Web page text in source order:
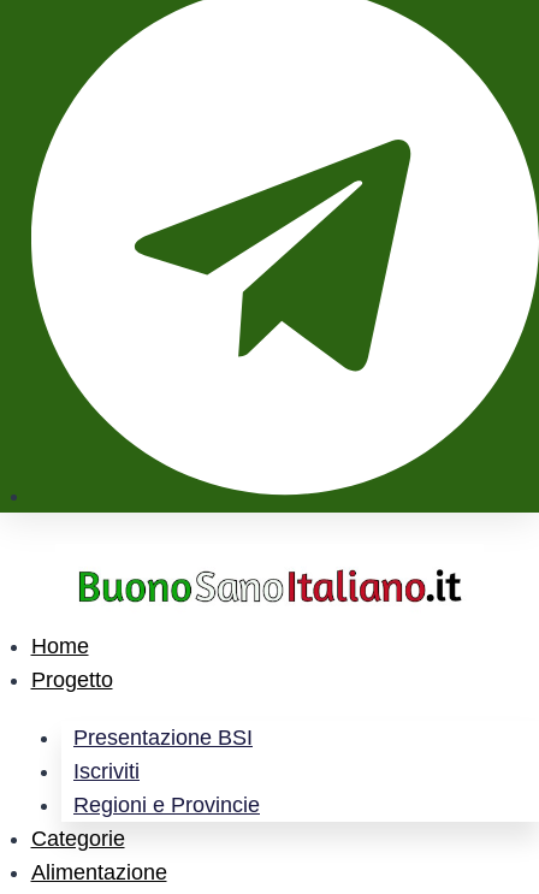
Home
Progetto
Presentazione BSI
Iscriviti
Regioni e Provincie
Categorie
Alimentazione